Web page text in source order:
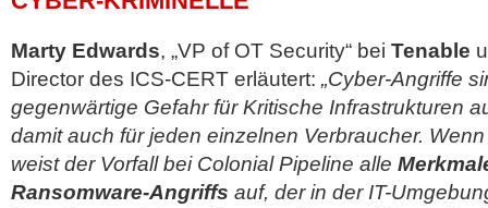
Marty Edwards, „VP of OT Security“ bei Tenable
Director des ICS-CERT erläutert: „Cyber-Angriffe
gegenwärtige Gefahr für Kritische Infrastrukturen
damit auch für jeden einzelnen Verbraucher.
weist der Vorfall bei Colonial Pipeline alle
Ransomware-Angriffs auf, der in der IT-